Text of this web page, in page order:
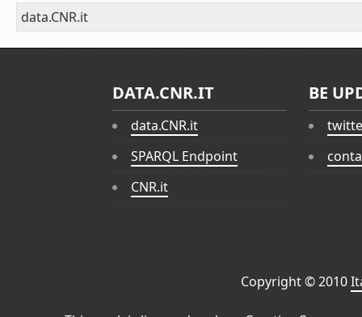
data.CNR.it
DATA.CNR.IT
data.CNR.it
SPARQL Endpoint
CNR.it
BE
Copyright © 2010